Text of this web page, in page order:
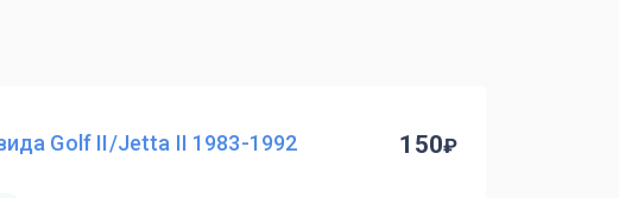
Golf II/Jetta II 1983-1992 150